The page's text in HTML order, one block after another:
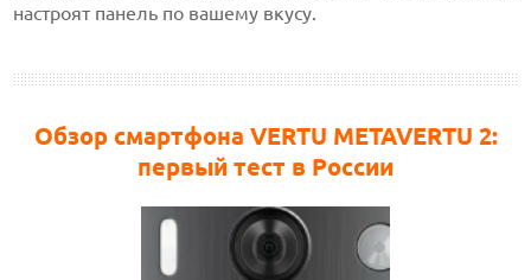
настроят панель по вашему вкусу.
Обзор смартфона VERTU METAVERTU 2:
первый тест в России